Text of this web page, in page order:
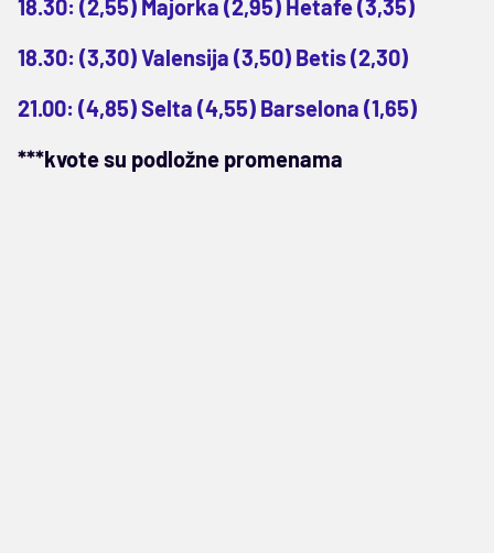
18.30: (2,55) Majorka (2,95) Hetafe (3,35)
18.30: (3,30) Valensija (3,50) Betis (2,30)
21.00: (4,85) Selta (4,55) Barselona (1,65)
***kvote su podložne promenama